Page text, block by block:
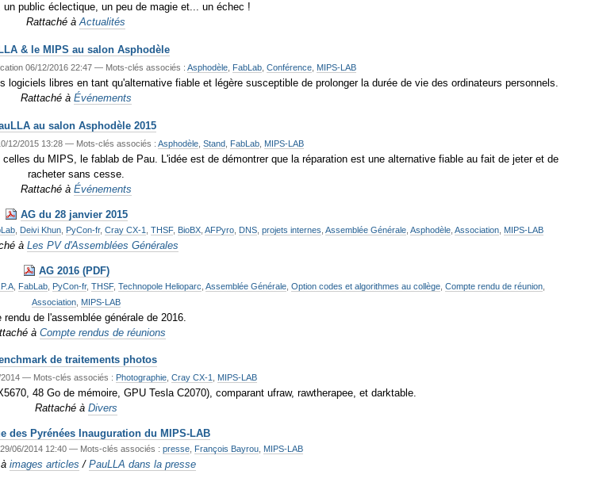
un public éclectique, un peu de magie et... un échec !
Rattaché à Actualités
& le MIPS au salon Asphodèle
06/12/2016 22:47 — Mots-clés associés : Asphodèle, FabLab, Conférence, MIPS-LAB
libres en tant qu'alternative fiable et légère susceptible de prolonger la durée de vie des ordinateurs personnels.
Rattaché à Événements
au salon Asphodèle 2015
12/2015 13:28— Mots-clés associés :Asphodèle ,Stand FabLab MIPS-LAB
du MIPS, le fablab de Pau. L'idée est de démontrer que la réparation est une alternative fiable au fait de jeter et de
racheter sans cesse.
Rattaché à Événements
AG du 28 janvier 2015
, Deivi Khun, PyCon-fr, Cray CX-1 THSF, BioBX, AFPyro, DNS, projets internes Assemblée Générale, Asphodèle, Association, MIPS-LAB
à Les PV d'Assemblées Générales
AG 2016 (PDF)
FabLab PyCon-fr,THSF,Technopole Helioparc ,Assemblée Générale ,Option codes et algorithmes au collège ,Compte rendu de réunion
Association, MIPS-LAB
rendu de l'assemblée générale de 2016.
à Compte rendus de réunions
de traitements photos
— Mots-clés associés : Photographie, Cray CX-1 MIPS-LAB
48 Go de mémoire, GPU Tesla C2070), comparant ufraw, rawtherapee, et darktable.
Rattaché à Divers
des Pyrénées Inauguration du MIPS-LAB
29/06/2014 12:40— Mots-clés associés :presse François Bayrou MIPS-LAB
images articles / PauLLA dans la presse